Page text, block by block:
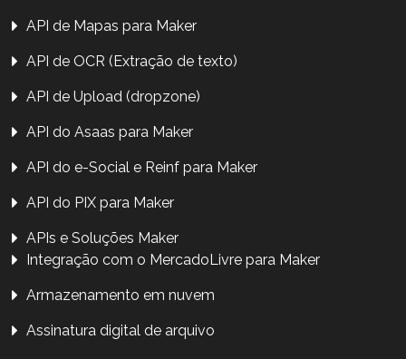
API de Mapas para Maker
API de OCR (Extração de texto)
API de Upload (dropzone)
API do Asaas para Maker
API do e-Social e Reinf para Maker
API do PIX para Maker
APIs e Soluções Maker
Integração com o MercadoLivre para Maker
Armazenamento em nuvem
Assinatura digital de arquivo